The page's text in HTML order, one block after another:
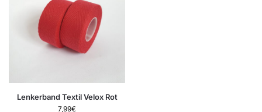
Lenkerband Textil Velox Rot
7,99€